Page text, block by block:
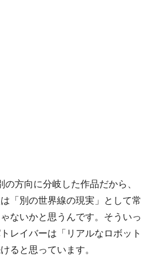
方向に分岐した作品だから、
「別の世界線の現実」として常
ないかと思うんです。そういっ
レイバーは「リアルなロボット
ると思っています。